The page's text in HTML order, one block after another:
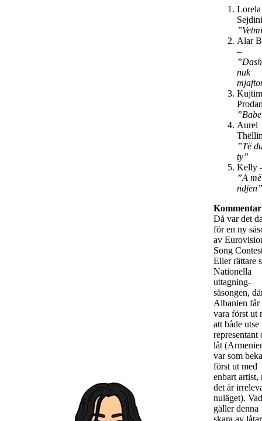
Lorela
Alar
–
nuk
Kujtim
Aurel
”Të
ty”
Kelly
”A më
ndjen”
Då var det
för en ny
av
Song
Eller rättare
Nationella
uttagning-
säsongen,
Albanien får
vara först ut
att både utse
representant
låt
var som
först ut med
enbart artist,
det är
nuläget). Vad
gäller denna